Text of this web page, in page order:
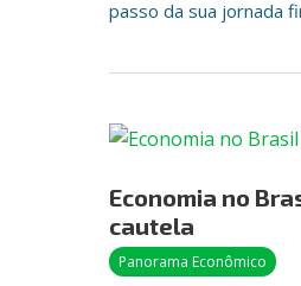
passo da sua jornada
Economia no
cautela
Panorama Econômico
Economia
Brasil
Março de
2026: